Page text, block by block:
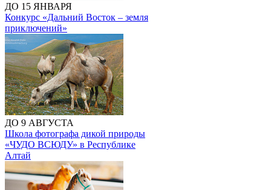
ДО 15 ЯНВАРЯ
Конкурс «Дальний Восток – земля
приключений»
ДО 9 АВГУСТА
Школа фотографа дикой природы
«ЧУДО ВСЮДУ» в Республике
Алтай